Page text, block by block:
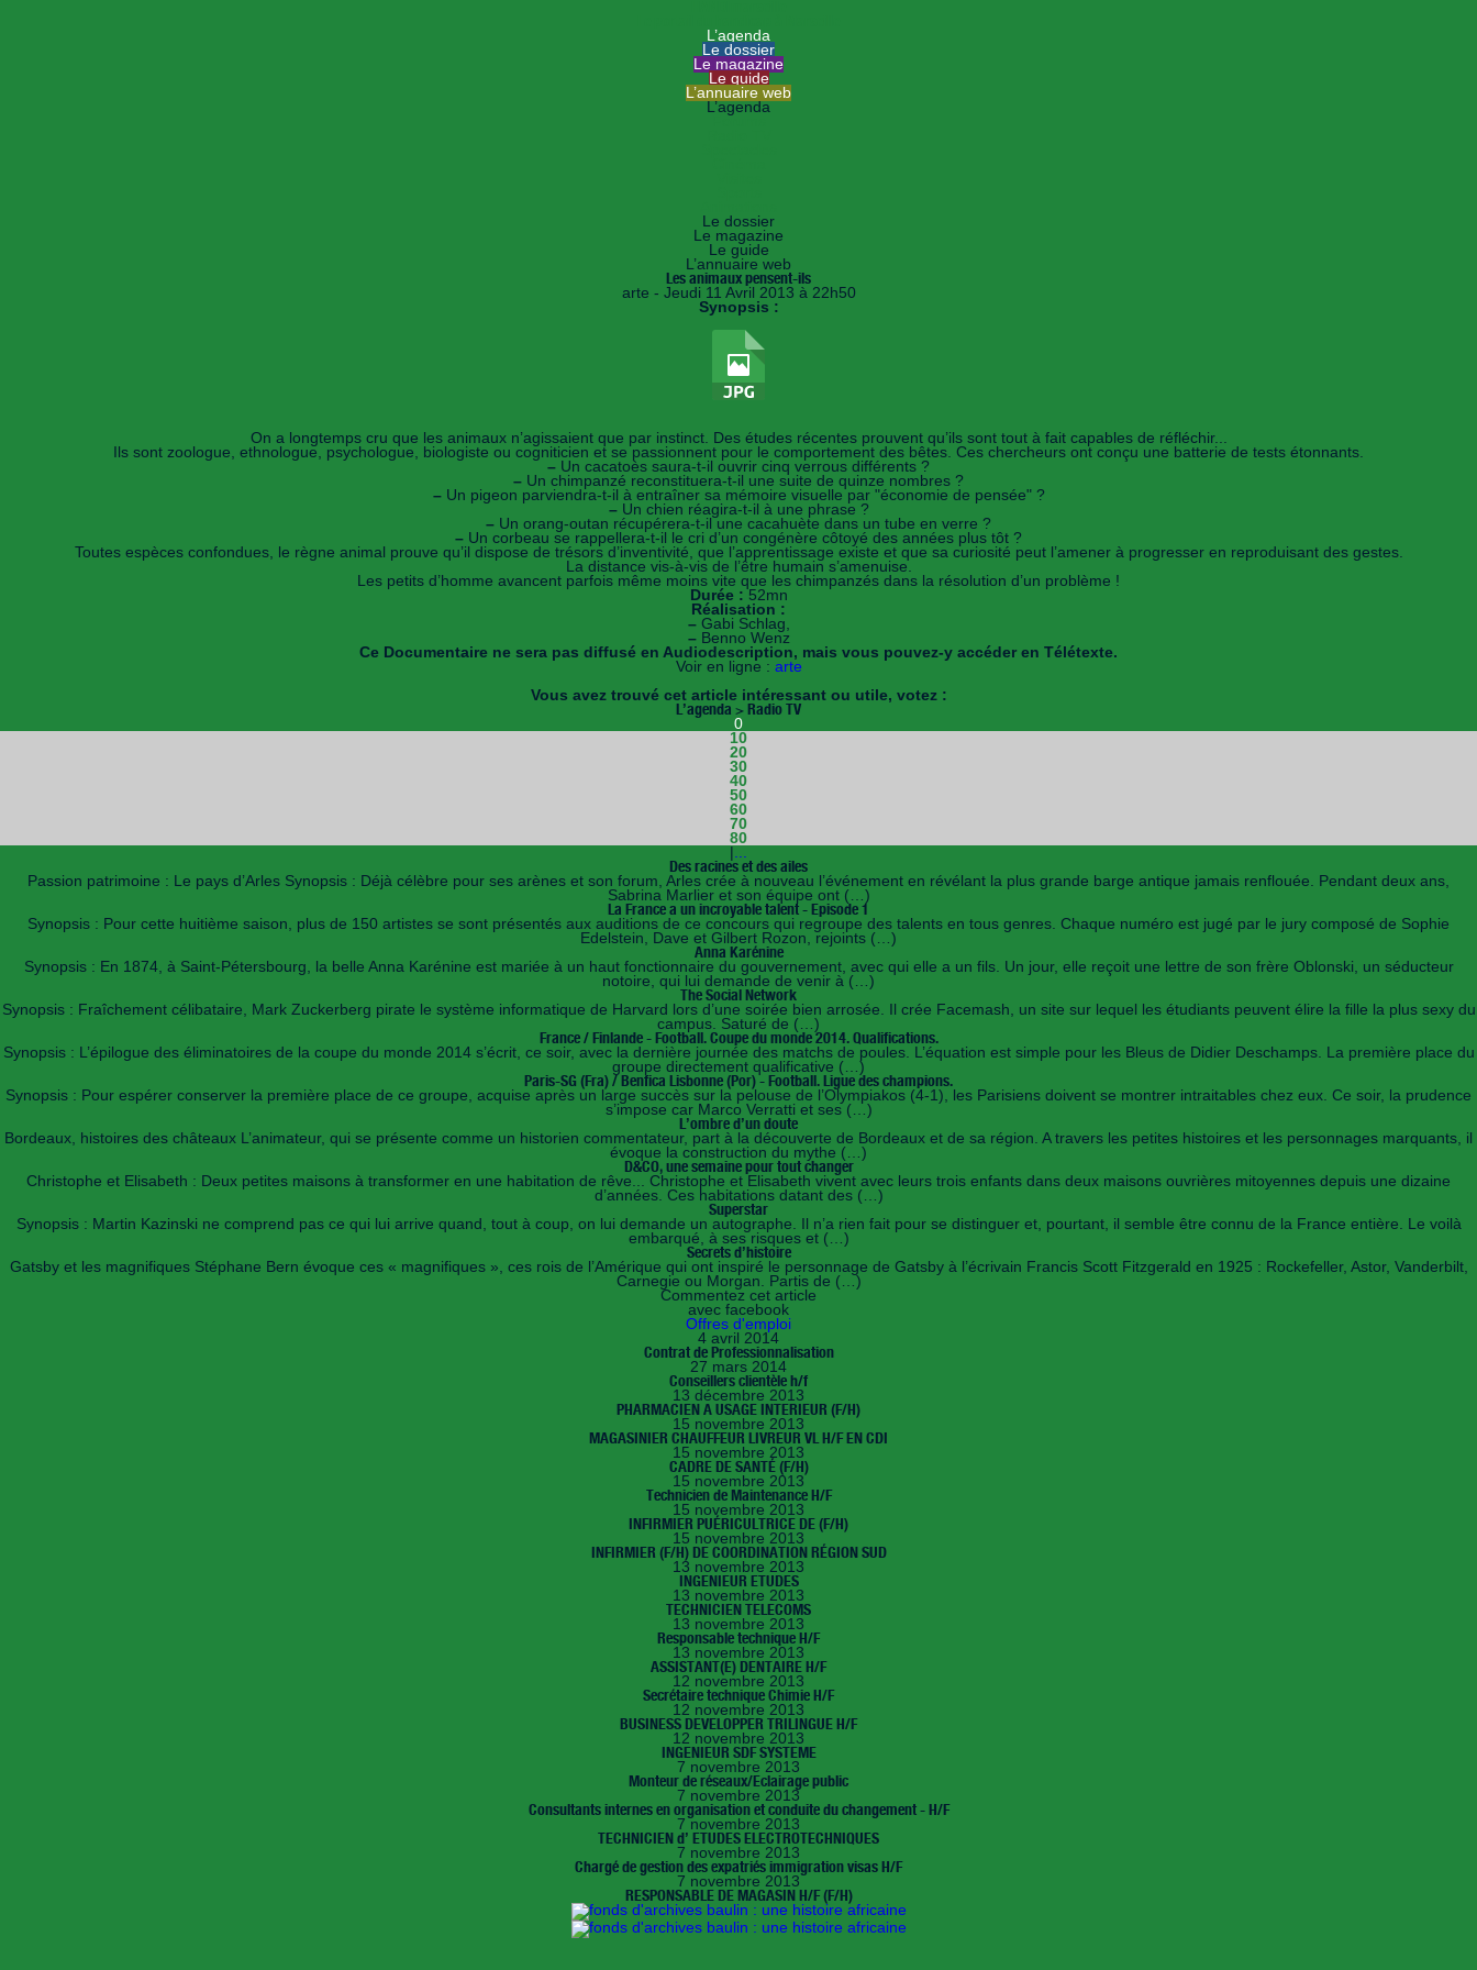
L’agenda
Le dossier
Le magazine
Le guide
L’annuaire web
L’agenda
Le dossier
Le magazine
Le guide
L’annuaire web
Les animaux pensent-ils
arte - Jeudi 11 Avril 2013 à 22h50
Synopsis :
On a longtemps cru que les animaux n’agissaient que par instinct. Des études récentes prouvent qu’ils sont tout à fait capables de réfléchir...
Ils sont zoologue, ethnologue, psychologue, biologiste ou cogniticien et se passionnent pour le comportement des bêtes. Ces chercheurs ont conçu une batterie de tests étonnants.
– Un cacatoès saura-t-il ouvrir cinq verrous différents ?
– Un chimpanzé reconstituera-t-il une suite de quinze nombres ?
–Un pigeon parviendra-t-il à entraîner sa mémoire visuelle par "économie de pensée" ?
–Un chien réagira-t-il à une phrase ?
– Un orang-outan récupérera-t-il une cacahuète dans un tube en verre ?
– Un corbeau se rappellera-t-il le cri d’un congénère côtoyé des années plus tôt ?
Toutes espèces confondues, le règne animal prouve qu’il dispose de trésors d’inventivité, que l’apprentissage existe et que sa curiosité peut l’amener à progresser en reproduisant des gestes.
La distance vis-à-vis de l’être humain s’amenuise.
Les petits d’homme avancent parfois même moins vite que les chimpanzés dans la résolution d’un problème !
Durée : 52mn
Réalisation :
–Gabi Schlag,
–Benno Wenz
Ce Documentaire ne sera pas diffusé en Audiodescription, mais vous pouvez-y accéder en Télétexte.
Voir en ligne : arte
Vous avez trouvé cet article intéressant ou utile, votez :
L’agenda > Radio TV
0
10
20
30
40
50
60
70
80
...
Des racines et des ailes
Passion patrimoine : Le pays d’Arles Synopsis : Déjà célèbre pour ses arènes et son forum, Arles crée à nouveau l’événement en révélant la plus grande barge antique jamais renflouée. Pendant deux ans,
Sabrina Marlier et son équipe ont (…)
La France a un incroyable talent - Episode 1
Synopsis : Pour cette huitième saison, plus de 150 artistes se sont présentés aux auditions de ce concours qui regroupe des talents en tous genres. Chaque numéro est jugé par le jury composé de Sophie
Edelstein, Dave et Gilbert Rozon, rejoints (…)
Anna Karénine
Synopsis : En 1874, à Saint-Pétersbourg, la belle Anna Karénine est mariée à un haut fonctionnaire du gouvernement, avec qui elle a un fils. Un jour, elle reçoit une lettre de son frère Oblonski, un séducteur
notoire, qui lui demande de venir à (…)
The Social Network
Synopsis : Fraîchement célibataire, Mark Zuckerberg pirate le système informatique de Harvard lors d’une soirée bien arrosée. Il crée Facemash, un site sur lequel les étudiants peuvent élire la fille la plus sexy du
campus. Saturé de (…)
France / Finlande - Football. Coupe du monde 2014. Qualifications.
Synopsis : L’épilogue des éliminatoires de la coupe du monde 2014 s’écrit, ce soir, avec la dernière journée des matchs de poules. L’équation est simple pour les Bleus de Didier Deschamps. La première place du
groupe directement qualificative (…)
Paris-SG (Fra) / Benfica Lisbonne (Por) - Football. Ligue des champions.
Synopsis : Pour espérer conserver la première place de ce groupe, acquise après un large succès sur la pelouse de l’Olympiakos (4-1), les Parisiens doivent se montrer intraitables chez eux. Ce soir, la prudence
s’impose car Marco Verratti et ses (…)
L’ombre d’un doute
Bordeaux, histoires des châteaux L’animateur, qui se présente comme un historien commentateur, part à la découverte de Bordeaux et de sa région. A travers les petites histoires et les personnages marquants, il
évoque la construction du mythe (…)
D&CO, une semaine pour tout changer
Christophe et Elisabeth : Deux petites maisons à transformer en une habitation de rêve... Christophe et Elisabeth vivent avec leurs trois enfants dans deux maisons ouvrières mitoyennes depuis une dizaine
d’années. Ces habitations datant des (…)
Superstar
Synopsis : Martin Kazinski ne comprend pas ce qui lui arrive quand, tout à coup, on lui demande un autographe. Il n’a rien fait pour se distinguer et, pourtant, il semble être connu de la France entière. Le voilà
embarqué, à ses risques et (…)
Secrets d’histoire
Gatsby et les magnifiques Stéphane Bern évoque ces « magnifiques », ces rois de l’Amérique qui ont inspiré le personnage de Gatsby à l’écrivain Francis Scott Fitzgerald en 1925 : Rockefeller, Astor, Vanderbilt,
Carnegie ou Morgan. Partis de (…)
Commentez cet article
avec facebook
Offres d'emploi
4 avril 2014
Contrat de Professionnalisation
27 mars 2014
Conseillers clientèle h/f
13 décembre 2013
PHARMACIEN A USAGE INTERIEUR (F/H)
15 novembre 2013
MAGASINIER CHAUFFEUR LIVREUR VL H/F EN CDI
15 novembre 2013
CADRE DE SANTÉ (F/H)
15 novembre 2013
Technicien de Maintenance H/F
15 novembre 2013
INFIRMIER PUÉRICULTRICE DE (F/H)
15 novembre 2013
INFIRMIER (F/H) DE COORDINATION RÉGION SUD
13 novembre 2013
INGENIEUR ETUDES
13 novembre 2013
TECHNICIEN TELECOMS
13 novembre 2013
Responsable technique H/F
13 novembre 2013
ASSISTANT(E) DENTAIRE H/F
12 novembre 2013
Secrétaire technique Chimie H/F
12 novembre 2013
BUSINESS DEVELOPPER TRILINGUE H/F
12 novembre 2013
INGENIEUR SDF SYSTEME
7 novembre 2013
Monteur de réseaux/Eclairage public
7 novembre 2013
Consultants internes en organisation et conduite du changement - H/F
7 novembre 2013
TECHNICIEN d’ ETUDES ELECTROTECHNIQUES
7 novembre 2013
Chargé de gestion des expatriés immigration visas H/F
7 novembre 2013
RESPONSABLE DE MAGASIN H/F (F/H)